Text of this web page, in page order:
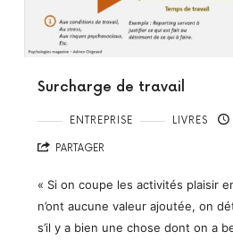
Surcharge de travail
ENTREPRISE LIVRES
PARTAGER
« Si on coupe les activités plaisir
n’ont aucune valeur ajoutée, on
s’il y a bien une chose dont on a